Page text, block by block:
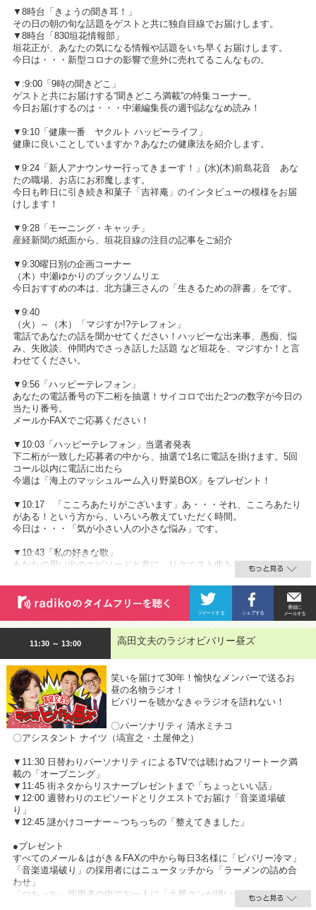
▼8時台「きょうの聞き耳！」
その日の朝の旬な話題をゲストと共に独自目線でお届けします。
▼8時台「830垣花情報部」
垣花正が、あなたの気になる情報や話題をいち早くお届けします。
今日は・・・新型コロナの影響で意外に売れてるこんなもの。
▼:9:00「9時の聞きどこ」
ゲストと共にお届けする“聞きどころ満載”の特集コーナー。
今日お届けするのは・・・中瀬編集長の週刊誌ななめ読み！
▼9:10「健康一番 ヤクルト ハッピーライフ」
健康に良いことしていますか？あなたの健康法を紹介します。
▼9:24「新人アナウンサー行ってきまーす！」(水)(木)前島花音 あな
たの職場、お店にお邪魔します。
今日も昨日に引き続き和菓子「吉祥庵」のインタビューの模様をお届
けします！
▼9:28「モーニング・キャッチ」
産経新聞の紙面から、垣花目線の注目の記事をご紹介
▼9:30曜日別の企画コーナー
（木）中瀬ゆかりのブックソムリエ
今日おすすめの本は、北方謙三さんの「生きるための辞書」をです。
▼9:40
（火）～（木）「マジすか!?テレフォン」
電話であなたの話を聞かせてください！ハッピーな出来事、愚痴、悩
み、失敗談、仲間内でさっき話した話題 など垣花を、マジすか！と言
わせてください。
▼9:56「ハッピーテレフォン」
あなたの電話番号の下二桁を抽選！サイコロで出た2つの数字が今日の
当たり番号。
メールかFAXでご応募ください！
▼10:03「ハッピーテレフォン」当選者発表
下二桁が一致した応募者の中から、抽選で1名に電話を掛けます。5回
コール以内に電話に出たら
今週は「海上のマッシュルーム入り野菜BOX」をプレゼント！
▼10:17 「こころあたりがございます」あ・・・それ、こころあたり
がある！という方から、いろいろ教えていただく時間。
今日は・・・「気が小さい人の小さな悩み」です。
▼10:43「私の好きな歌」
あなたの思い出のエピソードと共に、リクエスト曲をおかけします。
11:30 ～ 13:00 高田文夫のラジオビバリー昼ズ
笑いを届けて30年！愉快なメンバーで送るお
昼の名物ラジオ！
ビバリーを聴かなきゃラジオを語れない！
〇パーソナリティ 清水ミチコ
〇アシスタント ナイツ（塙宣之・土屋伸之）
▼11:30 日替わりパーソナリティによるTVでは聴けぬフリートーク満
載の「オープニング」
▼11:45 街ネタからリスナープレゼントまで「ちょっといい話」
▼12:00 週替わりのエピソードとリクエストでお届け「音楽道場破
り」
▼12:45 謎かけコーナー～つちっちの「整えてきました」
●プレゼント
すべてのメール＆はがき＆FAXの中から毎日3名様に「ビバリー冷マ」
「音楽道場破り」の採用者にはニュータッチから「ラーメンの詰め合
わせ」
「つちっち」採用者の中でお一人に「土屋クンが描いた馬の絵」